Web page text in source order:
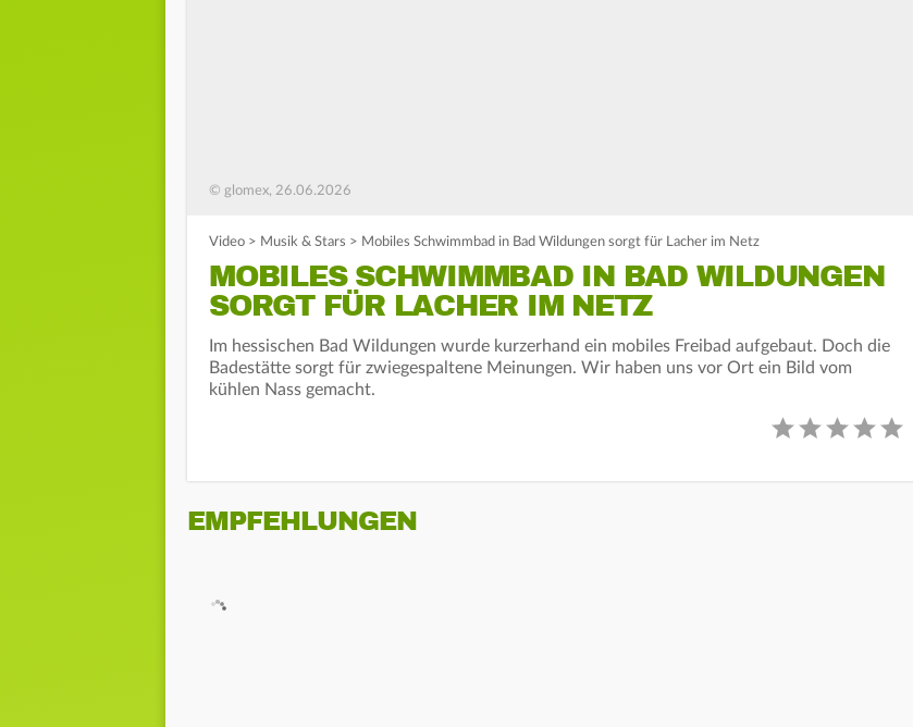
© glomex, 26.06.2026
Video > Musik & Stars > Mobiles Schwimmbad in Bad Wildungen sorgt für Lacher im Netz
MOBILES SCHWIMMBAD IN BAD WILDUNGEN
SORGT FÜR LACHER IM NETZ
Im hessischen Bad Wildungen wurde kurzerhand ein mobiles Freibad aufgebaut. Doch die
Badestätte sorgt für zwiegespaltene Meinungen. Wir haben uns vor Ort ein Bild vom
kühlen Nass gemacht.
EMPFEHLUNGEN